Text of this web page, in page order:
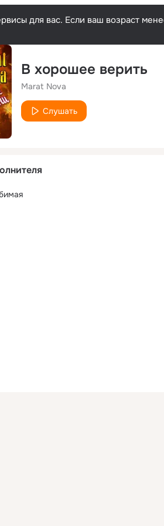
для вас. Если ваш возраст
В хорошее верить
Marat Nova
Слушать